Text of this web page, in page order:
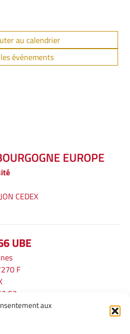
aux
au calendrier
événements
EUROPE
CEDEX
UBE
F
52